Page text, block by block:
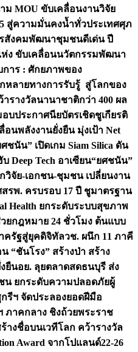
MOU ขับเคลื่อนงานวิจัย
สู่ความมั่นคงน้ำทั่วประเทศศุภ
สังคมพัฒนาชุมชนดีเด่น ปี
ห่ง ขับเคลื่อนนวัตกรรมพัฒนา
การ : ศักยภาพของ
หลายทางการรับรู้ สู่โลกของ
รางวัลนานาชาติกว่า 400 ผล
บประกาศนียบัตรเชิดชูเกียรติ
นพลังงานยั่งยืน มุ่งเป้า Net
ชนัน” เปิดเกม Siam Silica ดัน
Deep Tech อาเซียน“ยศชนัน”
วิจัย-เอกชน-ชุมชน เปลี่ยนงาน
สรพ. ครบรอบ 17 ปี ชูมาตรฐาน
Health ยกระดับระบบสุขภาพ
ยกฎหมาย 24 ชั่วโมง ต้นแบบ
ครัฐสู่ยุคดิจิทัลวช. ผนึก 11 ภาคี
“ชันโรง” สร้างป่า สร้าง
ยืนอย. ลุยตลาดสดธนบุรี ส่ง
น ยกระดับความปลอดภัยผู้
รีฯ จัดประลองยอดฝีมือ
ภาคกลาง ชิงถ้วยพระราช
างชื่อบนเวทีโลก คว้ารางวัล
Award จากโปแลนด์22-26